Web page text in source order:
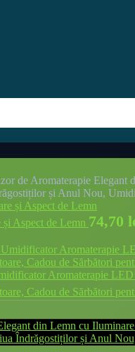
de Aromaterapie Elegant
și Anul Nou,
Aspect de Lemn 74,70
Aromaterapie
Cadou de Sărbători